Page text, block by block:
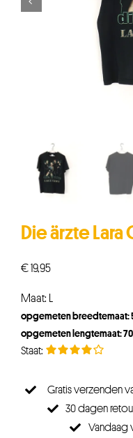
Die ärzte Lara
€19,95
Maat: L
opgemeten breedtemaat:
opgemeten lengtemaat:
Gratis verzenden
30 dagen
Vandaag